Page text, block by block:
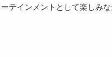
テインメントとして楽しみ